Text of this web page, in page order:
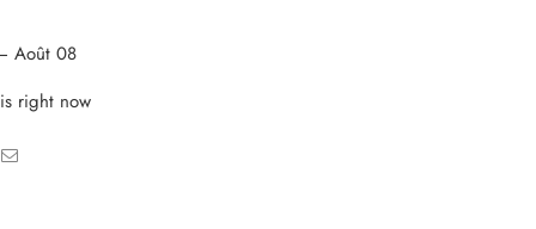
Août 08
right now